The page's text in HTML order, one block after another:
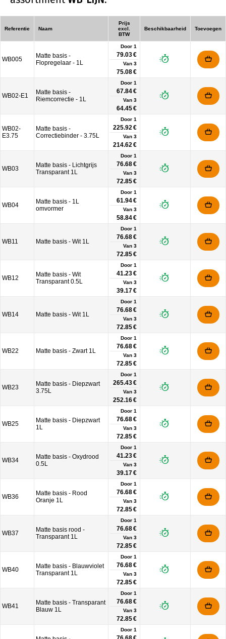
Referentie Naam
Prijs
excl.
BTW
Beschikbaarheid Toevoegen
WB005
Matte basis -
Flopregelaar - 1L
Door 1
79.03 €
Van 3
75.08 €
WB02-E1
Matte basis -
Riemcorrectie - 1L
Door 1
67.84 €
Van 3
64.45 €
WB02-
E3.75
Matte basis -
Correctiebinder - 3.75L
Door 1
225.92 €
Van 3
214.62 €
WB03
Matte basis - Lichtgrijs
Transparant 1L
Door 1
76.68 €
Van 3
72.85 €
WB04
Matte basis - 1L
omvormer
Door 1
61.94 €
Van 3
58.84 €
WB11 Matte basis - Wit 1L
Door 1
76.68 €
Van 3
72.85 €
WB12
Matte basis - Wit
Transparant 0.5L
Door 1
41.23 €
Van 3
39.17 €
WB14 Matte basis - Wit 1L
Door 1
76.68 €
Van 3
72.85 €
WB22 Matte basis - Zwart 1L
Door 1
76.68 €
Van 3
72.85 €
WB23
Matte basis - Diepzwart
3.75L
Door 1
265.43 €
Van 3
252.16 €
WB25
Matte basis - Diepzwart
1L
Door 1
76.68 €
Van 3
72.85 €
WB34
Matte basis - Oxydrood
0.5L
Door 1
41.23 €
Van 3
39.17 €
WB36
Matte basis - Rood
Oranje 1L
Door 1
76.68 €
Van 3
72.85 €
WB37
Matte basis rood -
Transparant 1L
Door 1
76.68 €
Van 3
72.85 €
WB40
Matte basis - Blauwviolet
Transparant 1L
Door 1
76.68 €
Van 3
72.85 €
WB41
Matte basis - Transparant
Blauw 1L
Door 1
76.68 €
Van 3
72.85 €
Door 1